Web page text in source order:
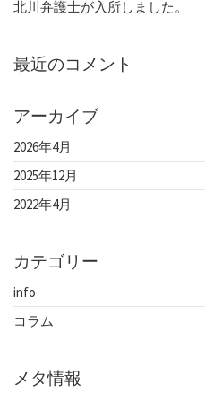
北川弁護士が入所しました。
最近のコメント
アーカイブ
2026年4月
2025年12月
2022年4月
カテゴリー
info
コラム
メタ情報